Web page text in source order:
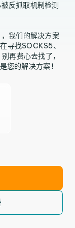
反抓取机制检测
我们的解决方案
寻找SOCKS5、
再费心去找了，
的解决方案！